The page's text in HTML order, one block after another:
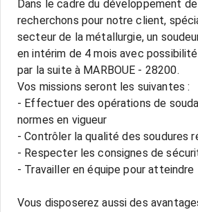
Dans le cadre du développement
recherchons pour notre client,
secteur de la métallurgie, un
en intérim de 4 mois avec
par la suite à MARBOUE - 28200.
Vos missions seront les suivantes :
- Effectuer des opérations de
normes en vigueur
- Contrôler la qualité des soudures
- Respecter les consignes de
- Travailler en équipe pour
Vous disposerez aussi des